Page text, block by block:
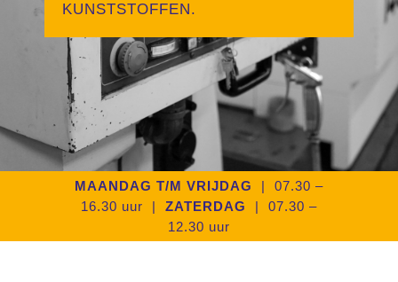
KUNSTSTOFFEN.
MAANDAG T/M VRIJDAG
| 07.30 –
16.30 uur | ZATERDAG
| 07.30 –
12.30 uur